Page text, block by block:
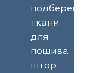
подберем
ткани
для
пошива
штор